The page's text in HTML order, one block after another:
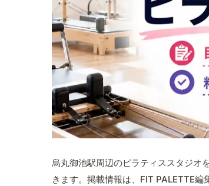
烏丸御池駅周辺のピラティススタジオ
きます。掲載情報は、FIT PALETTE編